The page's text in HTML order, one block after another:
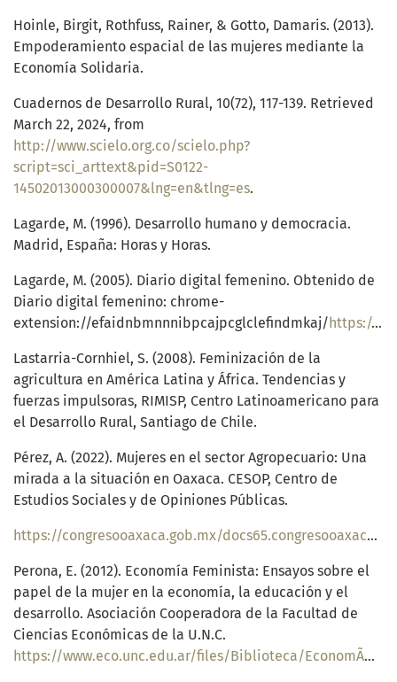
Hoinle, Birgit, Rothfuss, Rainer, & Gotto, Damaris. (2013).
Empoderamiento espacial de las mujeres mediante la
Economía Solidaria.
Cuadernos de Desarrollo Rural, 10(72), 117-139. Retrieved
March 22, 2024, from
http://www.scielo.org.co/scielo.php?
script=sci_arttext&pid=S0122-
14502013000300007&lng=en&tlng=es.
Lagarde, M. (1996). Desarrollo humano y democracia.
Madrid, España: Horas y Horas.
Lagarde, M. (2005). Diario digital femenino. Obtenido de
Diario digital femenino: chrome-
extension://efaidnbmnnnibpcajpcglclefindmkaj/ https://www.diariofemenino.com.ar/documentos/empoderamiento.pdf
Lastarria-Cornhiel, S. (2008). Feminización de la
agricultura en América Latina y África. Tendencias y
fuerzas impulsoras, RIMISP, Centro Latinoamericano para
el Desarrollo Rural, Santiago de Chile.
Pérez, A. (2022). Mujeres en el sector Agropecuario: Una
mirada a la situación en Oaxaca. CESOP, Centro de
Estudios Sociales y de Opiniones Públicas.
https://congresooaxaca.gob.mx/docs65.congresooaxaca.gob.mx/centros_estudios/CESOP/estudiosCESOP/MUJERES_EN_EL_SECTOR_AGROPECUARIO.pdf
Perona, E. (2012). Economía Feminista: Ensayos sobre el
papel de la mujer en la economía, la educación y el
desarrollo. Asociación Cooperadora de la Facultad de
Ciencias Económicas de la U.N.C.
https://www.eco.unc.edu.ar/files/Biblioteca/EconomÃ%C2%ADa%20Feminista%20(Eugenia%20Perona).pdf